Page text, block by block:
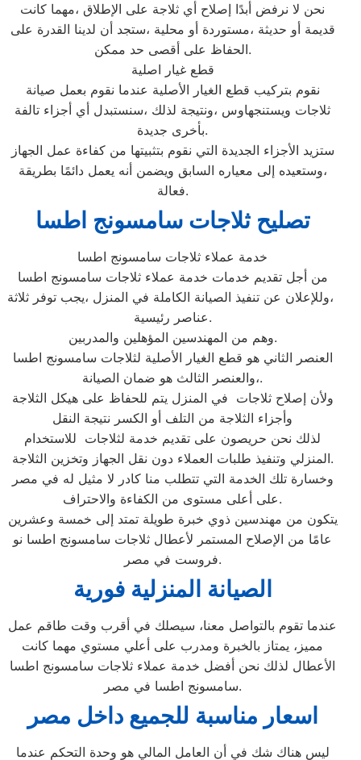
نحن لا نرفض أبدًا إصلاح أي ثلاجة على الإطلاق ،مهما كانت
قديمة أو حديثة ،مستوردة أو محلية ،ستجد أن لدينا القدرة على
الحفاظ على أقصى حد ممكن.
قطع غيار اصلية
نقوم بتركيب قطع الغيار الأصلية عندما نقوم بعمل صيانة
ثلاجات ويستنجهاوس ،ونتيجة لذلك ،سنستبدل أي أجزاء تالفة
بأخرى جديدة.
ستزيد الأجزاء الجديدة التي نقوم بتثبيتها من كفاءة عمل الجهاز
،وستعيده إلى معياره السابق ويضمن أنه يعمل دائمًا بطريقة
فعالة.
تصليح ثلاجات سامسونج اطسا
خدمة عملاء ثلاجات سامسونج اطسا
من أجل تقديم خدمات خدمة عملاء ثلاجات سامسونج اطسا
،وللإعلان عن تنفيذ الصيانة الكاملة في المنزل ،يجب توفر ثلاثة
عناصر رئيسية.
وهم من المهندسين المؤهلين والمدربين.
العنصر الثاني هو قطع الغيار الأصلية لثلاجات سامسونج اطسا
،والعنصر الثالث هو ضمان الصيانة.
ولأن إصلاح ثلاجات في المنزل يتم للحفاظ على هيكل الثلاجة
وأجزاء الثلاجة من التلف أو الكسر نتيجة النقل
لذلك نحن حريصون على تقديم خدمة لثلاجات للاستخدام
المنزلي وتنفيذ طلبات العملاء دون نقل الجهاز وتخزين الثلاجة.
وخسارة تلك الخدمة التي تتطلب منا كادر لا مثيل له في مصر
على أعلى مستوى من الكفاءة والاحتراف.
يتكون من مهندسين ذوي خبرة طويلة تمتد إلى خمسة وعشرين
عامًا من الإصلاح المستمر لأعطال ثلاجات سامسونج اطسا نو
فروست في مصر.
الصيانة المنزلية فورية
عندما تقوم بالتواصل معنا، سيصلك في أقرب وقت طاقم عمل
مميز، يمتاز بالخبرة ومدرب على أعلي مستوي مهما كانت
الأعطال لذلك نحن أفضل خدمة عملاء ثلاجات سامسونج اطسا
سامسونج اطسا في مصر.
اسعار مناسبة للجميع داخل مصر
ليس هناك شك في أن العامل المالي هو وحدة التحكم عندما